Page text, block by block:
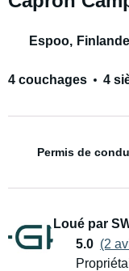
Espoo, Finlande
4 couchages 4
Permis de
Loué par
5.0 (2